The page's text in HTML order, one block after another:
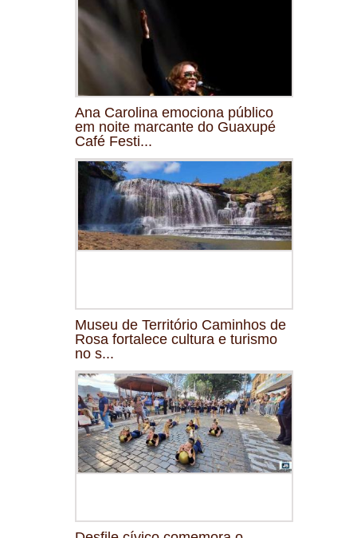
Ana Carolina emociona público
em noite marcante do Guaxupé
Café Festi...
Museu de Território Caminhos de
Rosa fortalece cultura e turismo
no s...